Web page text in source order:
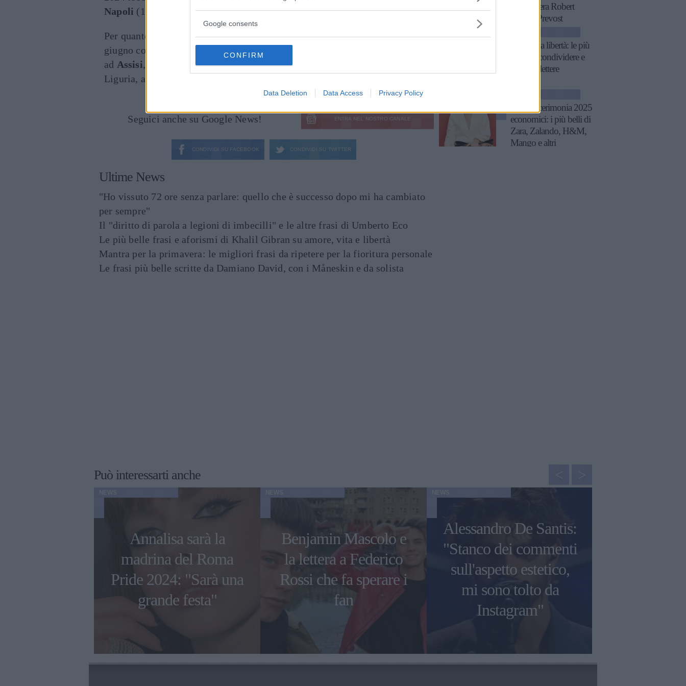
Google consents
CONFIRM
Data Deletion Data Access Privacy Policy
Napoli (13 aprile), Padova(19 aprile) eRoma(21 aprile).
Per quanto riguarda lavita privata,Annalisa, è convolata anozzea
giugno con il manager Francesco Muglia, con una
ad Assisi, nella Basilica di San Francesco, e una laica a
Liguria, alla presenza di tanti personaggi famosi, tra cui Maria De Filippi.
Seguici anche su Google News! ENTRA NEL NOSTRO CANALE
CONDIVIDI SU FACEBOOK CONDIVIDI SU TWITTER
Ultime News
"Ho vissuto 72 ore senza parlare: quello che è successo dopo mi ha cambiato
per sempre"
Il "diritto di parola a legioni di imbecilli" e le altre frasi di Umberto Eco
Le più belle frasi e aforismi di Khalil Gibran su amore, vita e libertà
Mantra per la primavera: le migliori frasi da ripetere per la fioritura personale
Le frasi più belle scritte da Damiano David, con i Måneskin e da solista
quando era Robert
Francis Prevost
Frasi sulla libertà: le più
belle da condividere e
su cui riflettere
Tailleur cerimonia 2025
economici: i più belli di
Zara, Zalando, H&M,
Mango e altri
Può interessarti anche
Annalisa sarà la
madrina del Roma
Pride 2024: "Sarà una
grande festa"
Benjamin Mascolo e
la lettera a Federico
Rossi che fa sperare i
fan
Alessandro De Santis:
"Stanco dei commenti
sull'aspetto estetico,
mi sono tolto da
Instagram"